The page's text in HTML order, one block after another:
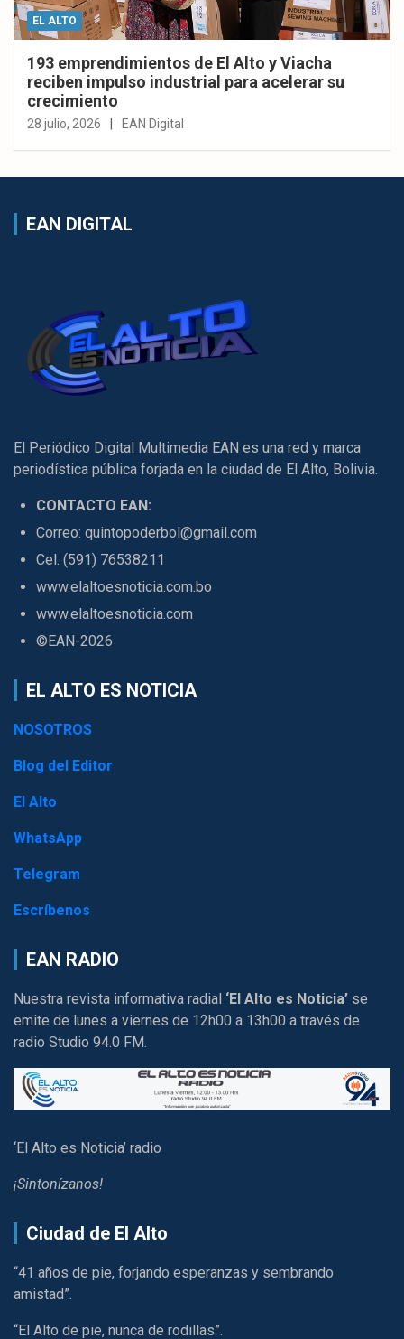
EL ALTO
193 emprendimientos de El Alto y Viacha
reciben impulso industrial para acelerar su
crecimiento
28 julio, 2026 EAN Digital
EAN DIGITAL
El Periódico Digital Multimedia EAN es una red y marca
periodística pública forjada en la ciudad de El Alto, Bolivia.
CONTACTO EAN:
Correo: quintopoderbol@gmail.com
Cel. (591) 76538211
www.elaltoesnoticia.com.bo
www.elaltoesnoticia.com
©EAN-2026
EL ALTO ES NOTICIA
NOSOTROS
Blog del Editor
El Alto
WhatsApp
Telegram
Escríbenos
EAN RADIO
Nuestra revista informativa radial ‘El Alto es Noticia’ se
emite de lunes a viernes de 12h00 a 13h00 a través de
radio Studio 94.0 FM.
‘El Alto es Noticia’ radio
¡Sintonízanos!
Ciudad de El Alto
“41 años de pie, forjando esperanzas y sembrando
amistad”.
“El Alto de pie, nunca de rodillas”.